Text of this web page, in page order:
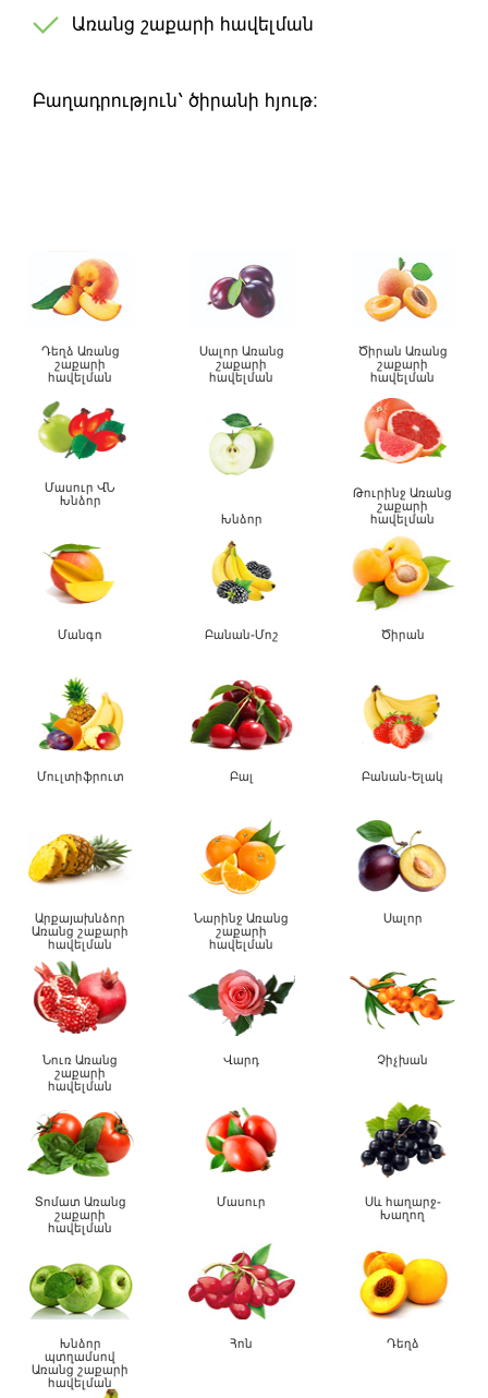
Առանց շաքարի հավելման
Բաղադրություն՝ ծիրանի հյութ։
Դեղձ Առանց
շաքարի
հավելման
Սալոր Առանց
շաքարի
հավելման
Ծիրան Առանց
շաքարի
հավելման
Մասուր –
Խնձոր
Խնձոր
Թուրինջ Առանց
շաքարի
հավելման
Մանգո Բանան-Մոշ Ծիրան
Մուլտիֆրուտ Բալ Բանան-Ելակ
Արքայախնձոր
Առանց շաքարի
հավելման
Նարինջ Առանց
շաքարի
հավելման
Սալոր
Նուռ Առանց
շաքարի
հավելման
Վարդ Չիչխան
Տոմատ Առանց
շաքարի
հավելման
Մասուր
Սև հաղարջ-
Խաղող
Խնձոր
պտղամսով
Առանց շաքարի
հավելման
Հոն Դեղձ